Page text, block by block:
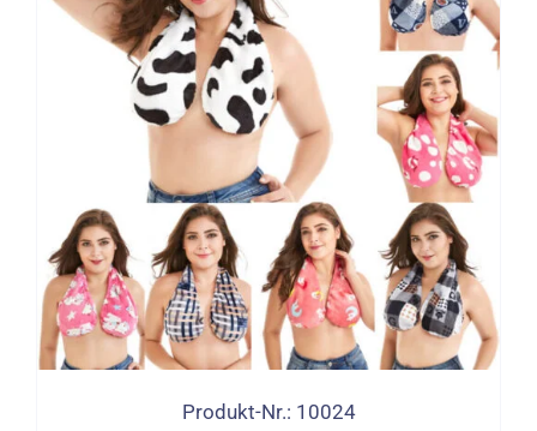
Produkt-Nr.: 10024